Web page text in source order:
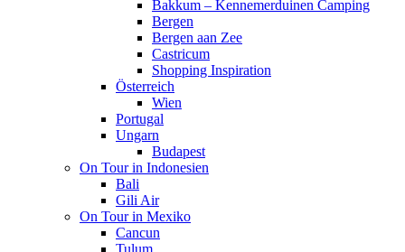
Bakkum – Kennemerduinen Camping
Bergen
Bergen aan Zee
Castricum
Shopping Inspiration
Österreich
Wien
Portugal
Ungarn
Budapest
On Tour in Indonesien
Bali
Gili Air
On Tour in Mexiko
Cancun
Tulum